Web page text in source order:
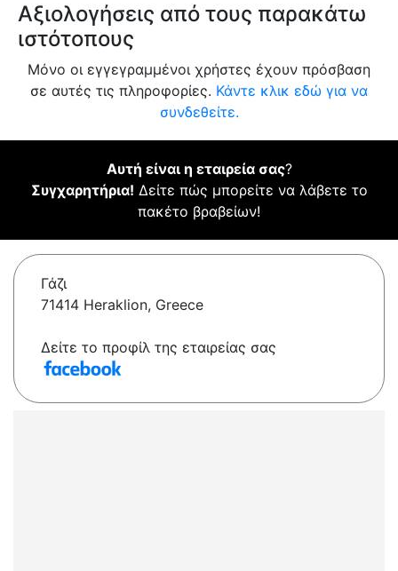
Αξιολογήσεις από τους παρακάτω
ιστότοπους
Μόνο οι εγγεγραμμένοι χρήστες έχουν πρόσβαση
σε αυτές τις πληροφορίες. Κάντε κλικ εδώ για να
συνδεθείτε.
Αυτή είναι η εταιρεία σας?
Συγχαρητήρια! Δείτε πώς μπορείτε να λάβετε το
πακέτο βραβείων!
Γάζι
71414 Heraklion, Greece
Δείτε το προφίλ της εταιρείας σας